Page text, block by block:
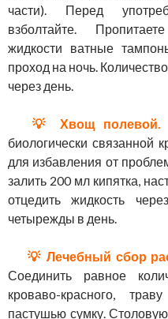
части). Перед
взболтайте.
жидкости ватные
проход на ночь.
через день.
💡 Хвощ полевой.
биологически связанной
для избавления от
залить 200 мл кипятка,
отцедить жидкость
четырежды в день.
💡 Лечебный сбор
Соединить равное
кроваво-красного,
пастушью сумку.